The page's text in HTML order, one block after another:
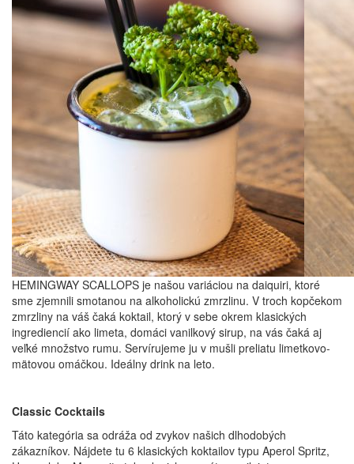
HEMINGWAY SCALLOPS je našou variáciou na daiquiri, ktoré
sme zjemnili smotanou na alkoholickú zmrzlinu. V troch kopčekom
zmrzliny na váš čaká koktail, ktorý v sebe okrem klasických
ingrediencií ako limeta, domáci vanilkový sirup, na vás čaká aj
veľké množstvo rumu. Servírujeme ju v mušli preliatu limetkovo-
mätovou omáčkou. Ideálny drink na leto.
Classic Cocktails
Táto kategória sa odráža od zvykov našich dlhodobých
zákazníkov. Nájdete tu 6 klasických koktailov typu Aperol Spritz,